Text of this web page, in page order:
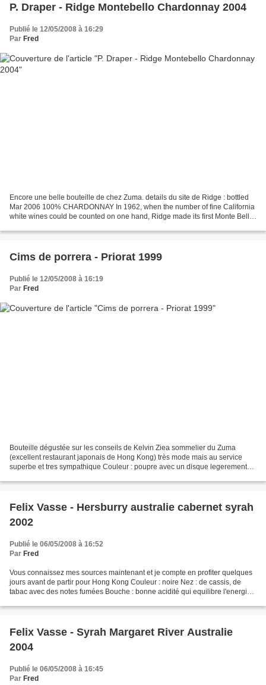
P. Draper - Ridge Montebello Chardonnay 2004
Publié le 12/05/2008 à 16:29
Par Fred
Encore une belle bouteille de chez Zuma. details du site de Ridge : bottled
Mar 2006 100% CHARDONNAY In 1962, when the number of fine California
white wines could be counted on one hand, Ridge made its first Monte Bello
Cims de porrera - Priorat 1999
Publié le 12/05/2008 à 16:19
Par Fred
Bouteille dégustée sur les conseils de Kelvin Ziea sommelier du Zuma
(excellent restaurant japonais de Hong Kong) très mode mais au service
superbe et tres sympathique Couleur : poupre avec un disque legerement
Felix Vasse - Hersburry australie cabernet syrah
2002
Publié le 06/05/2008 à 16:52
Par Fred
Vous connaissez mes sources maintenant et je compte en profiter quelques
jours avant de partir pour Hong Kong Couleur : noire Nez : de cassis, de
tabac avec des notes fumées Bouche : bonne acidité qui equilibre l'energie
Felix Vasse - Syrah Margaret River Australie
2004
Publié le 06/05/2008 à 16:45
Par Fred